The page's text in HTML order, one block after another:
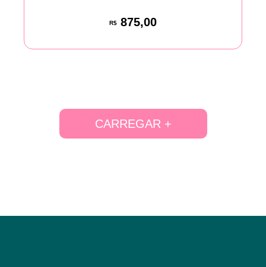
R$ 875,00
CARREGAR +